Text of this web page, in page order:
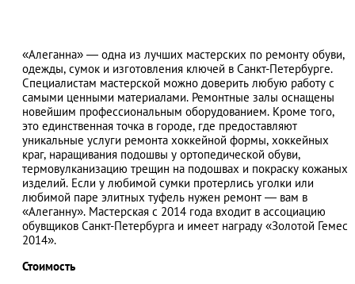
АЗАД
«Алеганна» — одна из лучших мастерских по ремонту обуви,
одежды, сумок и изготовления ключей в Санкт-Петербурге.
Специалистам мастерской можно доверить любую работу с
самыми ценными материалами. Ремонтные залы оснащены
новейшим профессиональным оборудованием. Кроме того,
это единственная точка в городе, где предоставляют
уникальные услуги ремонта хоккейной формы, хоккейных
краг, наращивания подошвы у ортопедической обуви,
термовулканизацию трещин на подошвах и покраску кожаных
изделий. Если у любимой сумки протерлись уголки или
любимой паре элитных туфель нужен ремонт — вам в
«Алеганну». Мастерская с 2014 года входит в ассоциацию
обувщиков Санкт-Петербурга и имеет награду «Золотой Гемес
2014».
Стоимость